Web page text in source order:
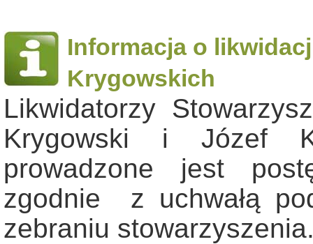
Informacja o
Krygowskich
Likwidatorzy
Krygowski i Józef
prowadzone jest
zgodnie z uchwałą
zebraniu